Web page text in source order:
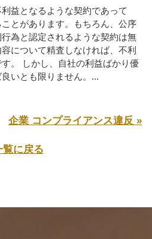
益となるような契約であって
とがあります。もちろん、公序
為と認定されるような契約は無
について精査しなければ、不利
。 しかし、自社の利益ばかり優
いとも限りません。...
企業 コンプライアンス違反 »
覧に戻る